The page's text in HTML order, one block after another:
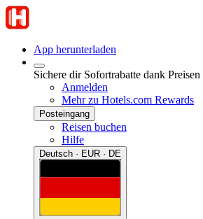
App herunterladen
Sichere dir Sofortrabatte dank
Anmelden
Mehr zu Hotels.com Rewards
Posteingang
Reisen buchen
Hilfe
Deutsch · EUR · DE